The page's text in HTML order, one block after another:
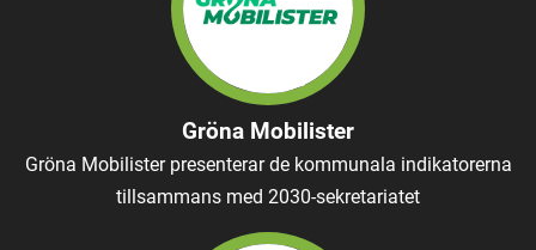
Gröna Mobilister
Gröna Mobilister presenterar de kommunala indikatorerna
tillsammans med 2030-sekretariatet